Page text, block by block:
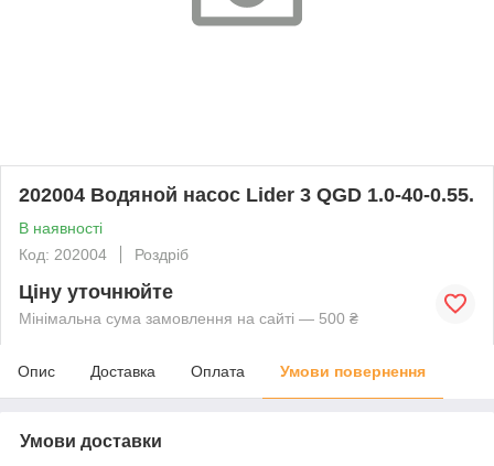
202004 Водяной насос Lider 3 QGD 1.0-40-0.55.
В наявності
Код: 202004
Роздріб
Ціну уточнюйте
Мінімальна сума замовлення на сайті — 500 ₴
Опис Доставка Оплата Умови повернення
Умови доставки